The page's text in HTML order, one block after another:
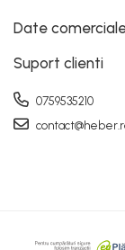
Date
Suport clienti
0759535210